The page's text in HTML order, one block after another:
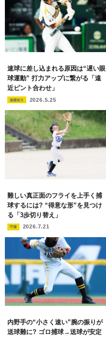
速球に差し込まれる原因は“遅い眼
球運動” 打力アップに繋がる「遠
近ピント合わせ」
基礎体力 2026.5.25
難しい真正面のフライを上手く捕
球するには? “得意な形”を見つけ
る「3歩切り替え」
守備 2026.7.21
内野手の“小さく速い”腕の振りが
送球難に? ゴロ捕球→送球が安定